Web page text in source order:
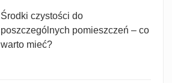
Środki czystości do
poszczególnych pomieszczeń – co
warto mieć?